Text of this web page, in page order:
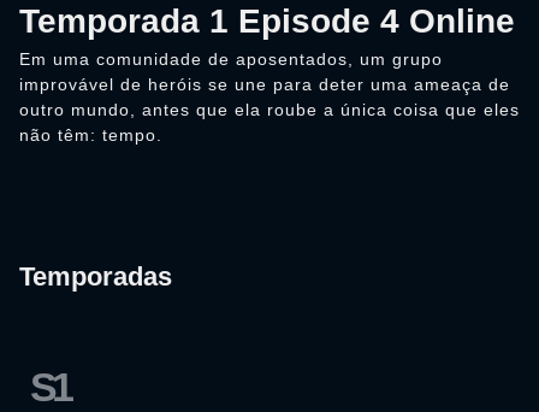
Temporada 1 Episode 4 Online
Em uma comunidade de aposentados, um grupo
improvável de heróis se une para deter uma ameaça de
outro mundo, antes que ela roube a única coisa que eles
não têm: tempo.
Temporadas
S1